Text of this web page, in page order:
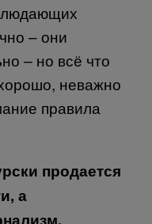
– они
– но всё что
неважно
правила
продается
а